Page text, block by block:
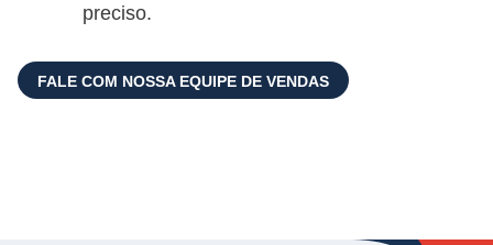
preciso.
FALE COM NOSSA EQUIPE DE VENDAS